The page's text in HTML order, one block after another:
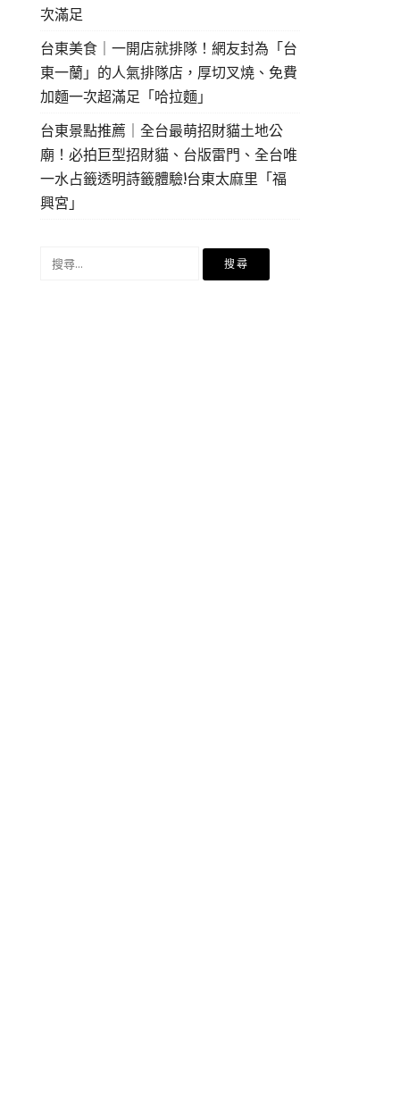
次滿足
台東美食｜一開店就排隊！網友封為「台
東一蘭」的人氣排隊店，厚切叉燒、免費
加麵一次超滿足「哈拉麵」
台東景點推薦｜全台最萌招財貓土地公
廟！必拍巨型招財貓、台版雷門、全台唯
一水占籤透明詩籤體驗!台東太麻里「福
興宮」